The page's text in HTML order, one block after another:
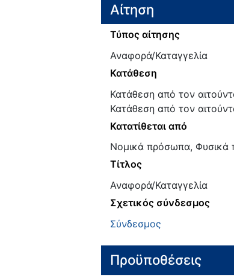
Αίτηση
Τύπος αίτησης
Αναφορά/Καταγγελία
Κατάθεση
Κατάθεση από τον
Κατάθεση από τον
Κατατίθεται από
Νομικά πρόσωπα, Φυσικά
Τίτλος
Αναφορά/Καταγγελία
Σχετικός σύνδεσμος
Σύνδεσμος
Προϋποθέσεις